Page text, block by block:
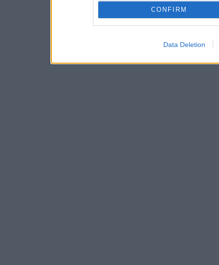
CONFIRM
Data Deletion